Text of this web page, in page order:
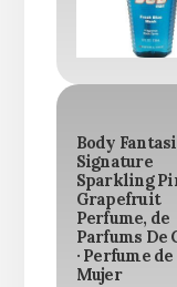
Body
Signature
Sparkling
Grapefruit
Perfume, de
Parfums De
· Perfume de
Mujer